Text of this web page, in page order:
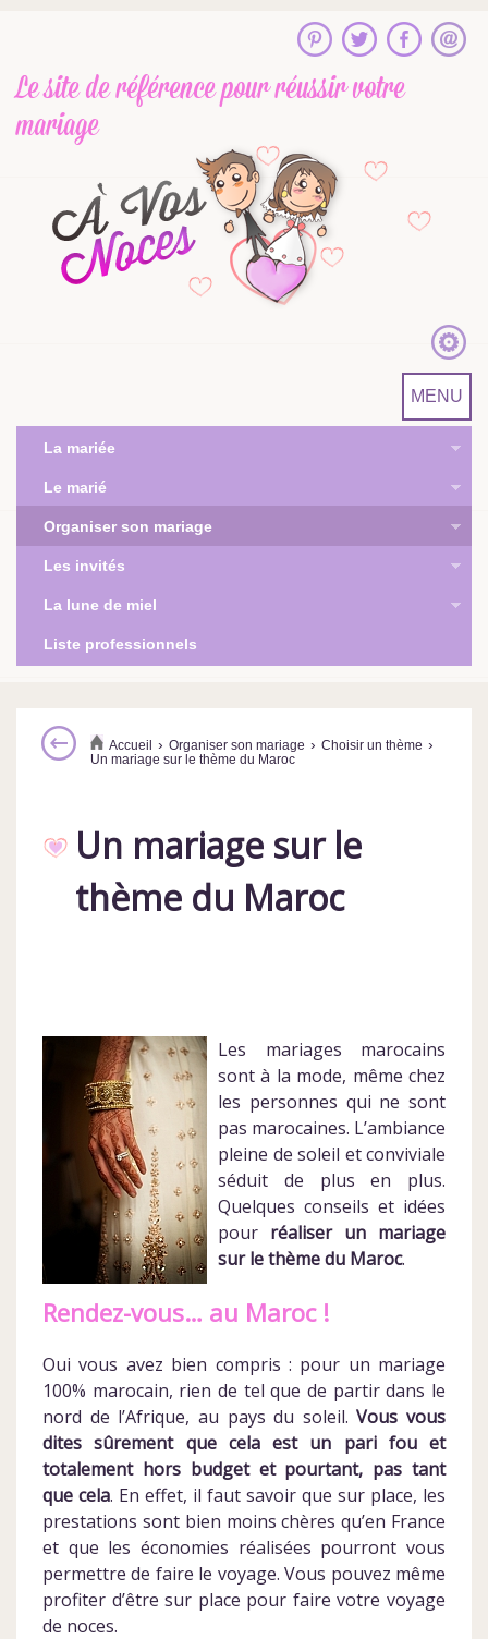
Le site de référencepour réussir votre
mariage
MENU
La mariée
Le marié
Organiser son mariage
Les invités
La lune de miel
Liste professionnels
Accueil › Organiser son mariage › Choisir un thème ›
Un mariage sur le thème du Maroc
Un mariage sur le
thème du Maroc
Les mariages marocains
sont à la mode, même chez
les personnes qui ne sont
pas marocaines. L’ambiance
pleine de soleil et conviviale
séduit de plus en plus.
Quelques conseils et idées
pour réaliser un mariage
sur le thème du Maroc.
Rendez-vous… au Maroc !
Oui vous avez bien compris : pour un mariage
100% marocain, rien de tel que de partir dans le
nord de l’Afrique, au pays du soleil.Vous vous
dites sûrement que cela est un pari fou et
totalement hors budget et pourtant, pas tant
que cela. En effet, il faut savoir que sur place, les
prestations sont bien moins chères qu’en France
et que les économies réalisées pourront vous
permettre de faire le voyage. Vous pouvez même
profiter d’être sur place pour faire votre voyage
de noces.